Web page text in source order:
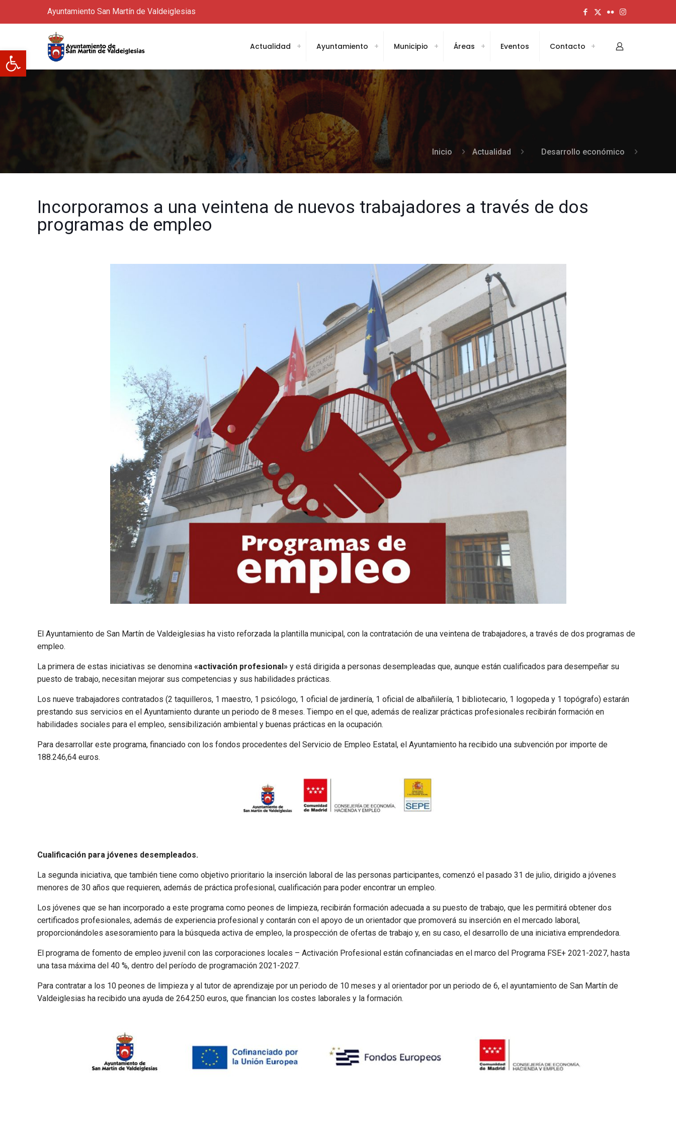
Abrir barra de herramientas
Ayuntamiento San Martín de Valdeiglesias
Actualidad Ayuntamiento Municipio Áreas Eventos Contacto
Inicio Actualidad Desarrollo económico
Incorporamos a una veintena de nuevos trabajadores a través de dos
programas de empleo
El Ayuntamiento de San Martín de Valdeiglesias ha visto reforzada la plantilla municipal, con la contratación de una veintena de trabajadores, a través de dos programas de
empleo.
La primera de estas iniciativas se denomina«activación profesional» y está dirigida a personas desempleadas que, aunque están cualificados para desempeñar su
puesto de trabajo, necesitan mejorar sus competencias y sus habilidades prácticas.
Los nueve trabajadores contratados (2 taquilleros, 1 maestro, 1 psicólogo, 1 oficial de jardinería, 1 oficial de albañilería, 1 bibliotecario, 1 logopeda y 1 topógrafo) estarán
prestando sus servicios en el Ayuntamiento durante un periodo de 8 meses. Tiempo en el que, además de realizar prácticas profesionales recibirán formación en
habilidades sociales para el empleo, sensibilización ambiental y buenas prácticas en la ocupación.
Para desarrollar este programa, financiado con los fondos procedentes del Servicio de Empleo Estatal, el Ayuntamiento ha recibido una subvención por importe de
188.246,64 euros.
Cualificación para jóvenes desempleados.
La segunda iniciativa, que también tiene como objetivo prioritario la inserción laboral de las personas participantes, comenzó el pasado 31 de julio, dirigido a jóvenes
menores de 30 años que requieren, además de práctica profesional, cualificación para poder encontrar un empleo.
Los jóvenes que se han incorporado a este programa como peones de limpieza, recibirán formación adecuada a su puesto de trabajo, que les permitirá obtener dos
certificados profesionales, además de experiencia profesional y contarán con el apoyo de un orientador que promoverá su inserción en el mercado laboral,
proporcionándoles asesoramiento para la búsqueda activa de empleo, la prospección de ofertas de trabajo y, en su caso, el desarrollo de una iniciativa emprendedora.
El programa de fomento de empleo juvenil con las corporaciones locales – Activación Profesional están cofinanciadas en el marco del Programa FSE+ 2021-2027, hasta
una tasa máxima del 40 %, dentro del período de programación 2021-2027.
Para contratar a los 10 peones de limpieza y al tutor de aprendizaje por un periodo de 10 meses y al orientador por un periodo de 6, el ayuntamiento de San Martín de
Valdeiglesias ha recibido una ayuda de 264.250 euros, que financian los costes laborales y la formación.